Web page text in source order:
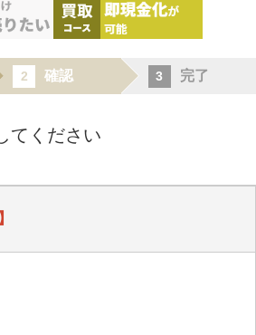
2 確認 3 完了
てください